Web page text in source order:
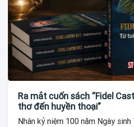
Ra mắt cuốn sách “Fidel
thơ đến huyền thoại”
Nhân kỷ niệm 100 năm Ngày